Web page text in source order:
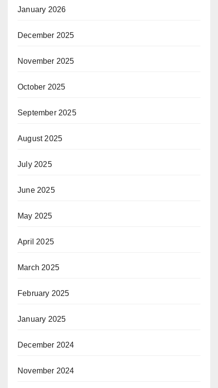
January 2026
December 2025
November 2025
October 2025
September 2025
August 2025
July 2025
June 2025
May 2025
April 2025
March 2025
February 2025
January 2025
December 2024
November 2024